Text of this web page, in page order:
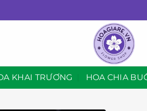
KHAI TRƯƠNG HOA CHIA